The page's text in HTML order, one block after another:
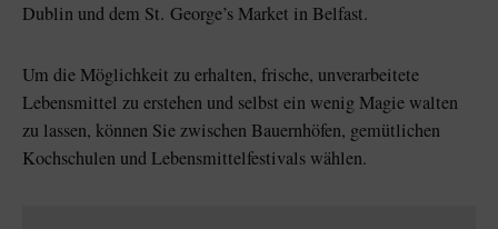
Dublin und dem St. George’s Market in Belfast.
Um die Möglichkeit zu erhalten, frische, unverarbeitete
Lebensmittel zu erstehen und selbst ein wenig Magie walten
zu lassen, können Sie zwischen Bauernhöfen, gemütlichen
Kochschulen und Lebensmittelfestivals wählen.